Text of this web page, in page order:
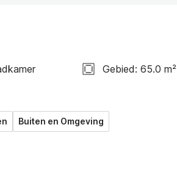
Gebied: 65.0 m²
Buiten en Omgeving